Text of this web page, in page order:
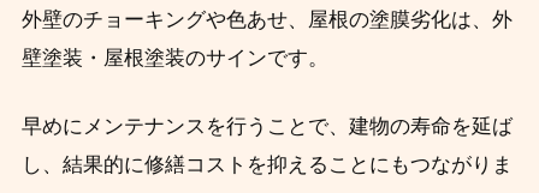
外壁のチョーキングや色あせ、屋根の塗膜劣化は、外
壁塗装・屋根塗装のサインです。
早めにメンテナンスを行うことで、建物の寿命を延ば
し、結果的に修繕コストを抑えることにもつながりま